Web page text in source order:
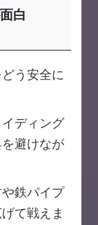
白
う安全に
ディング
避けなが
鉄パイプ
て戦えま